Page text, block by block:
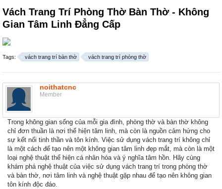
Vách Trang Trí Phòng Thờ Bàn Thờ - Không
Gian Tâm Linh Đẳng Cấp
Tags: vách trang trí bàn thờ vách trang trí phòng thờ
noithatcnc
Member
Trong không gian sống của mỗi gia đình, phòng thờ và bàn thờ không
chỉ đơn thuần là nơi thể hiện tâm linh, mà còn là nguồn cảm hứng cho
sự kết nối tinh thần và tôn kính. Việc sử dụng vách trang trí không chỉ
là một cách để tạo nên một không gian tâm linh đẹp mắt, mà còn là một
loại nghệ thuật thể hiện cá nhân hóa và ý nghĩa tâm hồn. Hãy cùng
khám phá nghệ thuật của việc sử dụng vách trang trí trong phòng thờ
và bàn thờ, nơi tâm linh và nghệ thuật gặp nhau để tạo nên không gian
tôn kính độc đáo.